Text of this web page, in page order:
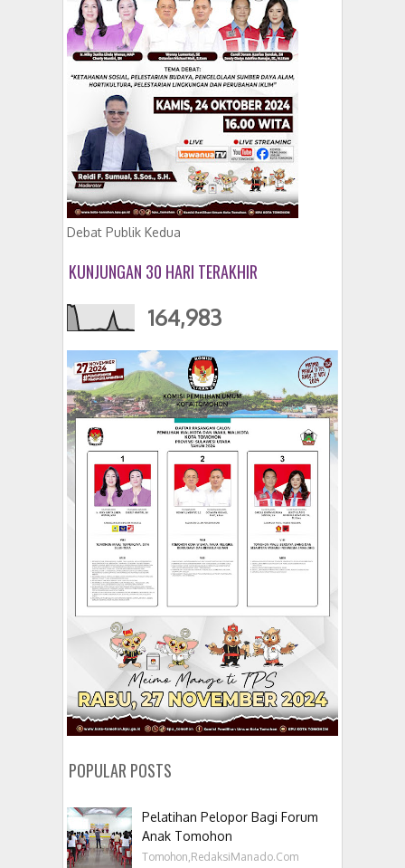
Debat Publik Kedua
KUNJUNGAN 30 HARI TERAKHIR
164,983
POPULAR POSTS
Pelatihan Pelopor Bagi Forum
Anak Tomohon
Tomohon,RedaksiManado.Com